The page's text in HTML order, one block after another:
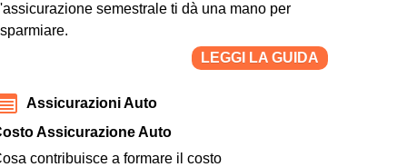
semestrale ti dà una mano per
LEGGI LA GUIDA
Assicurazioni Auto
Assicurazione Auto
contribuisce a formare il costo